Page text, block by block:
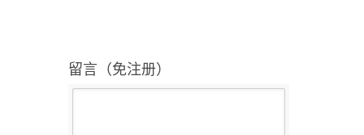
留言（免注册）